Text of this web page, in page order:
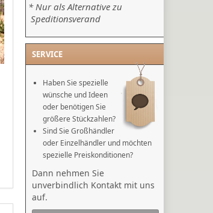
* Nur als Alternative zu
Speditionsverand
SERVICE
Haben Sie spezielle
wünsche und Ideen
oder benötigen Sie
größere Stückzahlen?
Sind Sie Großhändler
oder Einzelhändler und möchten
spezielle Preiskonditionen?
Dann nehmen Sie
unverbindlich Kontakt mit uns
auf.